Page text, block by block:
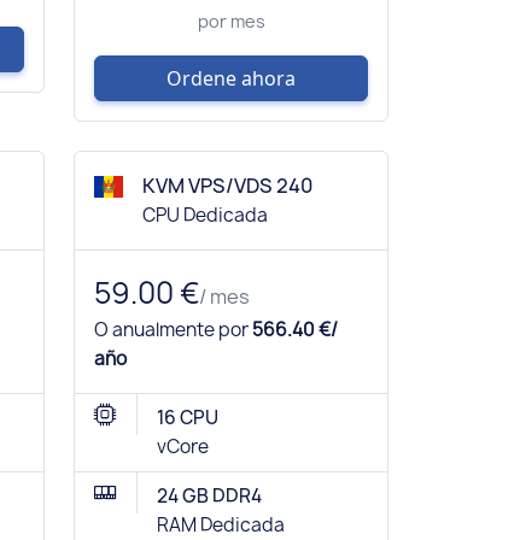
por mes
Ordene ahora
KVM VPS/VDS 240
CPU Dedicada
59.00 €/ mes
O anualmente por566.40 €/
año
16 CPU
vCore
24 GB DDR4
RAM Dedicada